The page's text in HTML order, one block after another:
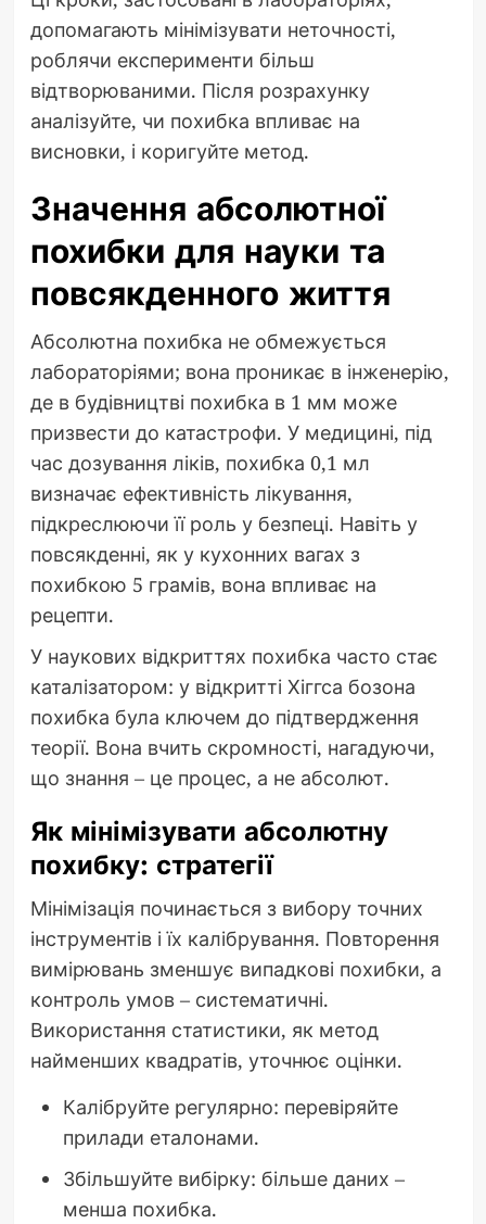
допомагають мінімізувати неточності,
роблячи експерименти більш
відтворюваними. Після розрахунку
аналізуйте, чи похибка впливає на
висновки, і коригуйте метод.
Значення абсолютної
похибки для науки та
повсякденного життя
Абсолютна похибка не обмежується
лабораторіями; вона проникає в інженерію,
де в будівництві похибка в 1 мм може
призвести до катастрофи. У медицині, під
час дозування ліків, похибка 0,1 мл
визначає ефективність лікування,
підкреслюючи її роль у безпеці. Навіть у
повсякденні, як у кухонних вагах з
похибкою 5 грамів, вона впливає на
рецепти.
У наукових відкриттях похибка часто стає
каталізатором: у відкритті Хіггса бозона
похибка була ключем до підтвердження
теорії. Вона вчить скромності, нагадуючи,
що знання – це процес, а не абсолют.
Як мінімізувати абсолютну
похибку: стратегії
Мінімізація починається з вибору точних
інструментів і їх калібрування. Повторення
вимірювань зменшує випадкові похибки, а
контроль умов – систематичні.
Використання статистики, як метод
найменших квадратів, уточнює оцінки.
Калібруйте регулярно: перевіряйте
прилади еталонами.
Збільшуйте вибірку: більше даних –
менша похибка.